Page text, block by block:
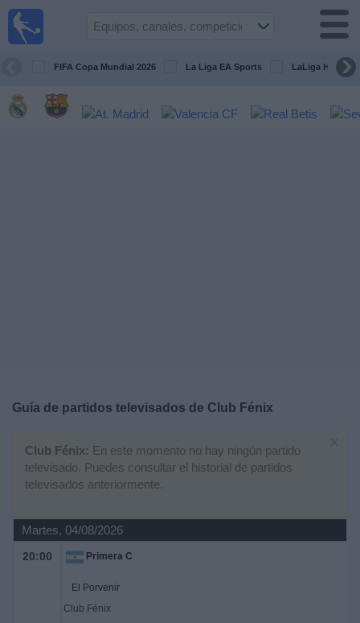
FIFA Copa Mundial 2026 La Liga EA Sports LaLiga
Guía de partidos televisados de Club Fénix
Club Fénix: En este momento no hay ningún partido
televisado. Puedes consultar el historial de partidos
televisados anteriormente.
Martes, 04/08/2026
20:00 Primera C
El Porvenir
Club Fénix
Guía de
Televisados
Noticias
Widget